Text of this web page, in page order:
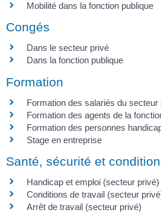
Mobilité dans la fonction publique
Congés
Dans le secteur privé
Dans la fonction publique
Formation
Formation des salariés du secteur
Formation des agents de la
Formation des personnes
Stage en entreprise
Santé, sécurité et
Handicap et emploi (secteur privé)
Conditions de travail (secteur
Arrêt de travail (secteur privé)